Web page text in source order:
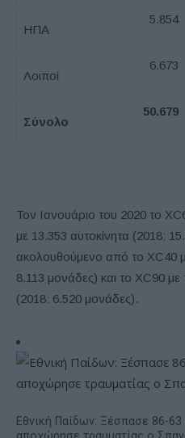
ΗΠΑ
5.854
Λοιποί
6.673
Σύνολο
50.679
Τον Ιανουάριο του 2020 το
με 13.353 αυτοκίνητα (2018:
ακολουθούμενο από το XC40
8.113 μονάδες) και το XC90
(2018: 6.520 μονάδες).
Εθνική Παίδων: Ξέσπασε 86-63